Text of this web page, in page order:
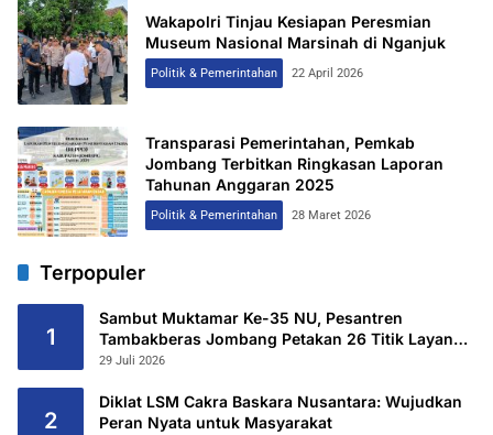
Wakapolri Tinjau Kesiapan Peresmian
Museum Nasional Marsinah di Nganjuk
Politik & Pemerintahan 22 April 2026
Transparasi Pemerintahan, Pemkab
Jombang Terbitkan Ringkasan Laporan
Tahunan Anggaran 2025
Politik & Pemerintahan 28 Maret 2026
Terpopuler
1
Sambut Muktamar Ke-35 NU, Pesantren
Tambakberas Jombang Petakan 26 Titik Layanan
Utama
29 Juli 2026
2
Diklat LSM Cakra Baskara Nusantara: Wujudkan
Peran Nyata untuk Masyarakat